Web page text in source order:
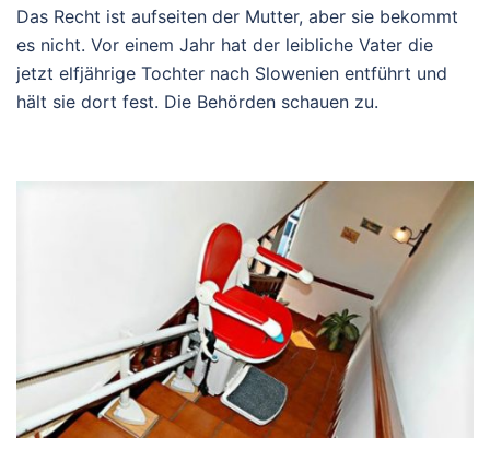
Das Recht ist aufseiten der Mutter, aber sie bekommt
es nicht. Vor einem Jahr hat der leibliche Vater die
jetzt elfjährige Tochter nach Slowenien entführt und
hält sie dort fest. Die Behörden schauen zu.